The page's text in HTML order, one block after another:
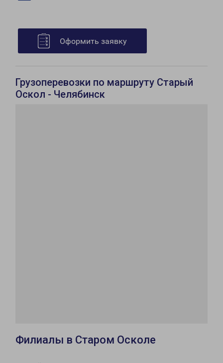
Оформить заявку
Грузоперевозки по маршруту Старый
Оскол - Челябинск
Филиалы в Старом Осколе